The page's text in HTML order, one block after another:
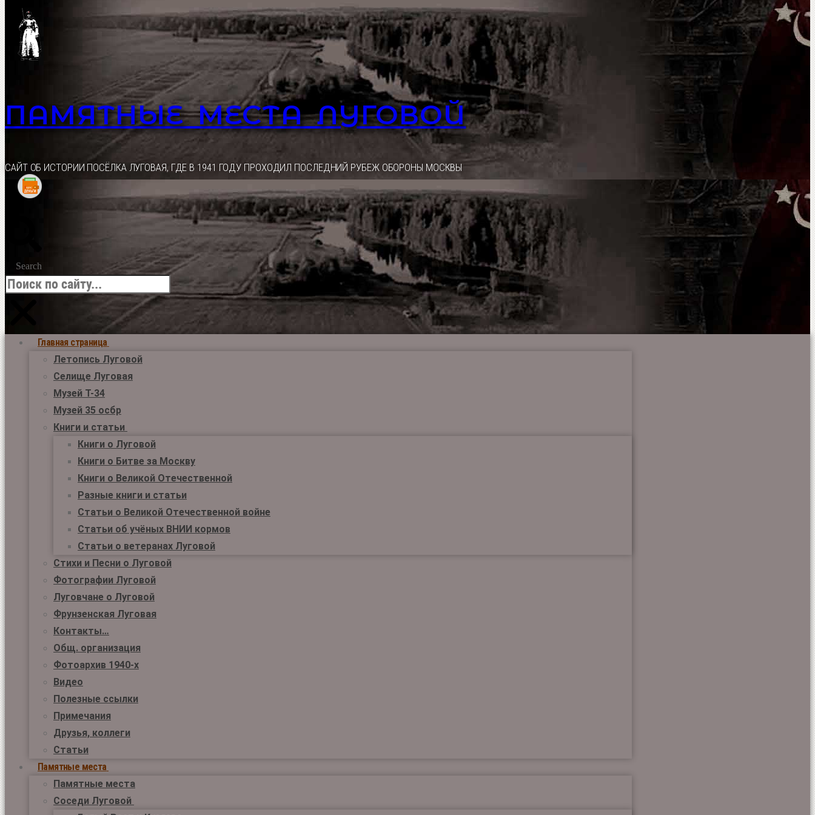
Перейти
содержимому
ПАМЯТНЫЕ МЕСТА ЛУГОВОЙ
CАЙТ ОБ ИСТОРИИ ПОСЁЛКА ЛУГОВАЯ, ГДЕ В 1941 ГОДУ ПРОХОДИЛ ПОСЛЕДНИЙ РУБЕЖ ОБОРОНЫ МОСКВЫ
Search
Главная страница
Летопись Луговой
Селище Луговая
Музей Т-34
Музей 35 осбр
Книги и статьи
Книги о Луговой
Книги о Битве за Москву
Книги о Великой Отечественной
Разные книги и статьи
Статьи о Великой Отечественной войне
Статьи об учёных ВНИИ кормов
Статьи о ветеранах Луговой
Стихи и Песни о Луговой
Фотографии Луговой
Луговчане о Луговой
Фрунзенская Луговая
Контакты…
Общ. организация
Фотоархив 1940-х
Видео
Полезные ссылки
Примечания
Друзья, коллеги
Статьи
Памятные места
Памятные места
Соседи Луговой